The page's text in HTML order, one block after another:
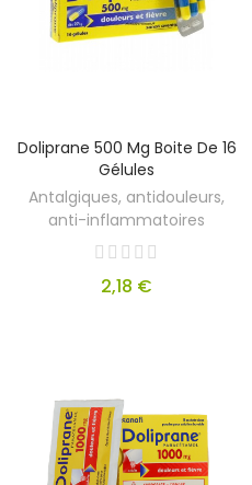
Doliprane 500 Mg Boite De 16
Gélules
Antalgiques, antidouleurs,
anti-inflammatoires
2,18 €